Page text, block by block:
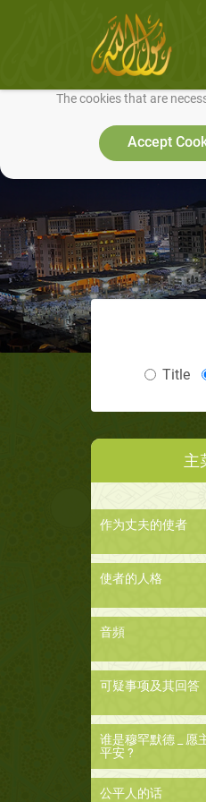
We use cookies to make our
The cookies that are
Accept
Title
主
作为丈夫的使者
使者的人格
音頻
可疑事项及其回答
谁是穆罕默德 _ 愿
平安 ?
公平人的话